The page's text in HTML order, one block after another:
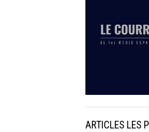
ARTICLES LES